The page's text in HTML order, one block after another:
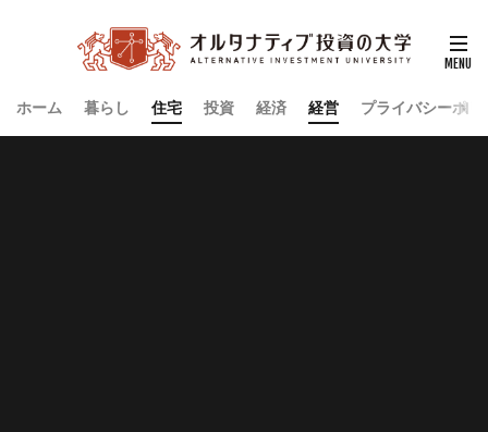
ホーム 暮らし 住宅 投資 経済 経営 プライバシーポリ